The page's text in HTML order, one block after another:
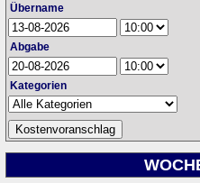
Übername
Abgabe
Kategorien